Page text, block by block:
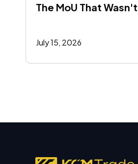
The MoU That Wasn't
July 15, 2026